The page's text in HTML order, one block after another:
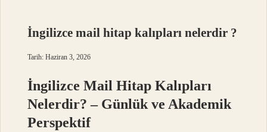
İngilizce mail hitap kalıpları nelerdir ?
Tarih: Haziran 3, 2026
İngilizce Mail Hitap Kalıpları
Nelerdir? – Günlük ve Akademik
Perspektif